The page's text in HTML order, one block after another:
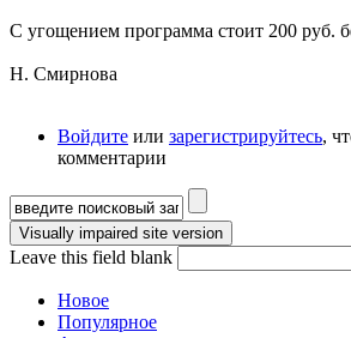
С угощением программа стоит 200 руб.
Н. Смирнова
Войдите или зарегистрируйтесь,
комментарии
Форма поиска
Leave this field blank
Новое
Популярное